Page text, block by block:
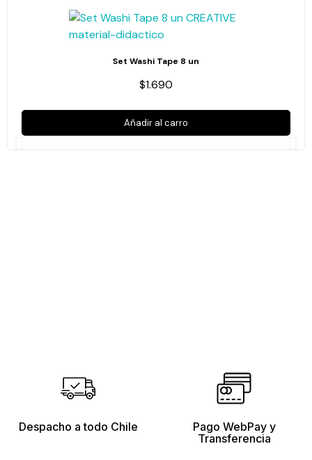
Set Washi Tape 8 un
$1.690
Añadir al carro
Despacho a todo Chile
Pago WebPay y
Transferencia